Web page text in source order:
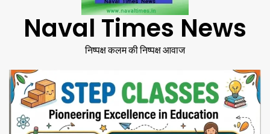
Naval Times News
निष्पक्ष कलम की निष्पक्ष आवाज